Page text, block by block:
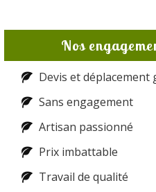
Nos
Devis et déplacement
Sans engagement
Artisan passionné
Prix imbattable
Travail de qualité